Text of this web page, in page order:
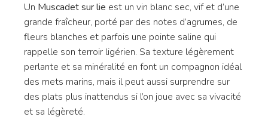
Un Muscadet sur lie est un vin blanc sec, vif et d’une
grande fraîcheur, porté par des notes d’agrumes, de
fleurs blanches et parfois une pointe saline qui
rappelle son terroir ligérien. Sa texture légèrement
perlante et sa minéralité en font un compagnon idéal
des mets marins, mais il peut aussi surprendre sur
des plats plus inattendus si l’on joue avec sa vivacité
et sa légèreté.